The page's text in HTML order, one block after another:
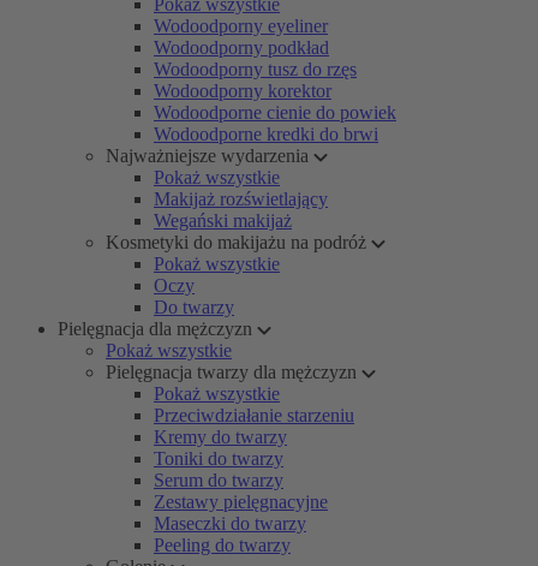
Pokaż wszystkie
Wodoodporny eyeliner
Wodoodporny podkład
Wodoodporny tusz do rzęs
Wodoodporny korektor
Wodoodporne cienie do powiek
Wodoodporne kredki do brwi
Najważniejsze wydarzenia
Pokaż wszystkie
Makijaż rozświetlający
Wegański makijaż
Kosmetyki do makijażu na podróż
Pokaż wszystkie
Oczy
Do twarzy
Pielęgnacja dla mężczyzn
Pokaż wszystkie
Pielęgnacja twarzy dla mężczyzn
Pokaż wszystkie
Przeciwdziałanie starzeniu
Kremy do twarzy
Toniki do twarzy
Serum do twarzy
Zestawy pielęgnacyjne
Maseczki do twarzy
Peeling do twarzy